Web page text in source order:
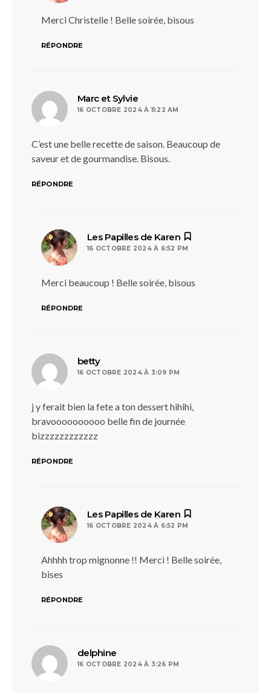
Merci Christelle ! Belle soirée, bisous
RÉPONDRE
Marc et Sylvie
16 OCTOBRE 2024 À 11:22 AM
C’est une belle recette de saison. Beaucoup de
saveur et de gourmandise. Bisous.
RÉPONDRE
Les Papilles de Karen
16 OCTOBRE 2024 À 6:52 PM
Merci beaucoup ! Belle soirée, bisous
RÉPONDRE
bettydit :
16 OCTOBRE 2024 À 3:09 PM
j y ferait bien la fete a ton dessert hihihi,
bravoooooooooo belle fin de journée
bizzzzzzzzzzzz
RÉPONDRE
Les Papilles de Karen
16 OCTOBRE 2024 À 6:52 PM
Ahhhh trop mignonne !! Merci ! Belle soirée,
bises
RÉPONDRE
delphine
16 OCTOBRE 2024 À 3:26 PM